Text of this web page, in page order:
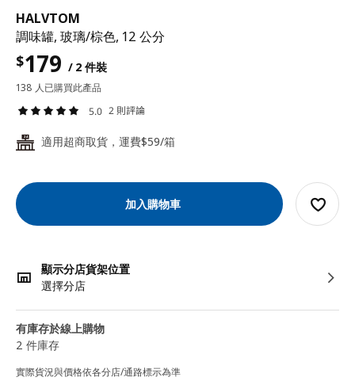
HALVTOM
調味罐, 玻璃/棕色, 12 公分
$179 / 2 件裝
138 人已購買此產品
5.0 2 則評論
24 適用超商取貨，運費$59/箱
加入購物車
顯示分店貨架位置
選擇分店
有庫存於線上購物
2 件庫存
實際貨況與價格依各分店/通路標示為準